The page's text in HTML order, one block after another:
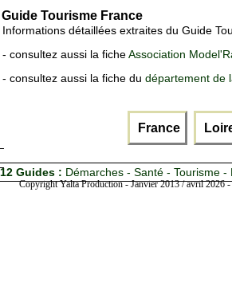
Guide Tourisme France
Informations détaillées extraites du Guide
- consultez aussi la ficheAssociation
- consultez aussi la fiche du département de
France
12 Guides : Démarches - Santé - Tourisme
Copyright Yalta Production - Janvier 2013 / avril 2026 -